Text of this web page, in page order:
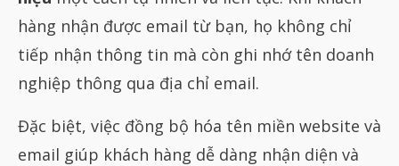
hàng nhận được email từ bạn, họ không chỉ
tiếp nhận thông tin mà còn ghi nhớ tên doanh
nghiệp thông qua địa chỉ email.
Đặc biệt, việc đồng bộ hóa tên miền website và
email giúp khách hàng dễ dàng nhận diện và